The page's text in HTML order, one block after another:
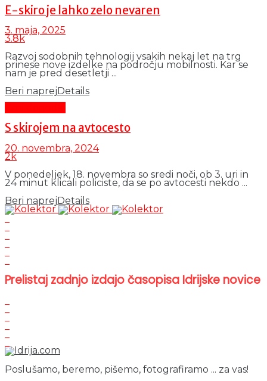
E-skiro je lahko zelo nevaren
3. maja, 2025
3.8k
Razvoj sodobnih tehnologij vsakih nekaj let na trg
prinese nove izdelke na področju mobilnosti. Kar se
nam je pred desetletji ...
Beri naprej Details
S skirojem na avtocesto
20. novembra, 2024
2k
V ponedeljek, 18. novembra so sredi noči, ob 3. uri in
24 minut klicali policiste, da se po avtocesti nekdo ...
Beri naprejDetails
Prelistaj zadnjo izdajo časopisa Idrijske novice
Poslušamo, beremo, pišemo, fotografiramo ... za vas!